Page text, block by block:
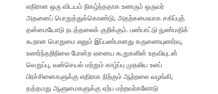
எதிரான ஒரு விடயம் நிகழ்ந்ததாக உணரும் ஒருவர்
அதனைப் பொறுத்துக்கொண்டு, அதற்கமைவாக சகிப்புத்
தன்மையோடு நடத்தலைக் குறிக்கும். பண்பாட்டு நுண்மதிக்
கூறான பொறுமை எனும் இப்பண்பானது கருணையுணர்வு,
உணர்ந்தறிநிலை போன்ற ஏனைய கூறுகளின் உதவியுடன்
வெறுப்பு, வன்செயல் மற்றும் காழ்ப்பு முதலிய உளப்
பிரச்சினைகளுக்கு எதிராக நிற்கும் ஆற்றலை வழங்கி,
தத்தமது ஆளுமைகளுக்கு ஏற்ப மற்றவர்களோடு